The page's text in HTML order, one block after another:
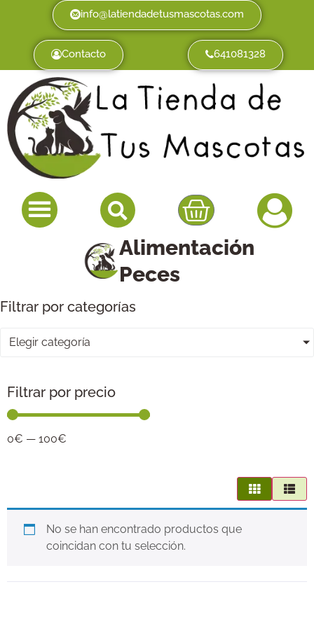
info@latiendadetusmascotas.com
Contacto 641081328
Alimentación
Peces
Filtrar por categorías
Elegir categoría
Filtrar por precio
0€ — 100€
No se han encontrado productos que
coincidan con tu selección.